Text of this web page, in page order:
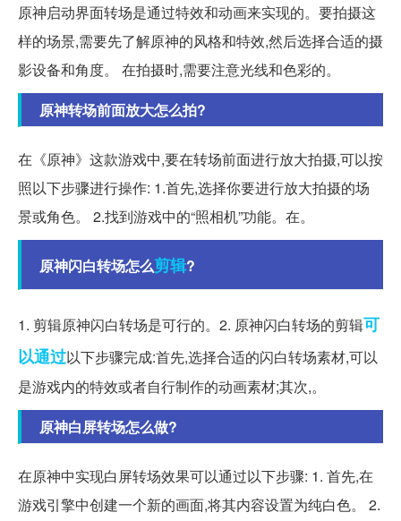
原神启动界面转场是通过特效和动画来实现的。要拍摄这
样的场景,需要先了解原神的风格和特效,然后选择合适的摄
影设备和角度。 在拍摄时,需要注意光线和色彩的。
原神转场前面放大怎么拍?
在《原神》这款游戏中,要在转场前面进行放大拍摄,可以按
照以下步骤进行操作: 1.首先,选择你要进行放大拍摄的场
景或角色。 2.找到游戏中的“照相机”功能。在。
原神闪白转场怎么剪辑?
1. 剪辑原神闪白转场是可行的。2. 原神闪白转场的剪辑可
以通过以下步骤完成:首先,选择合适的闪白转场素材,可以
是游戏内的特效或者自行制作的动画素材;其次,。
原神白屏转场怎么做?
在原神中实现白屏转场效果可以通过以下步骤: 1. 首先,在
游戏引擎中创建一个新的画面,将其内容设置为纯白色。 2.